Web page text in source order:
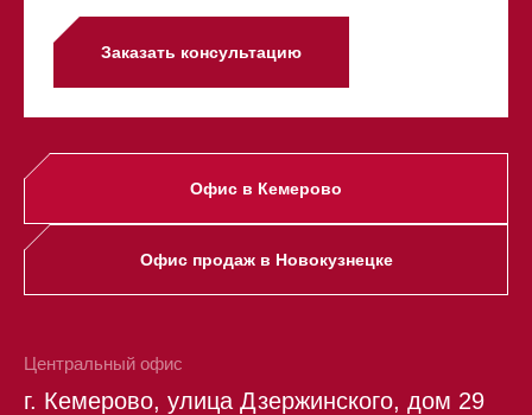
Заказать консультацию
Офис в Кемерово
Офис продаж в Новокузнецке
Центральный офис
г. Кемерово, улица Дзержинского, дом 29